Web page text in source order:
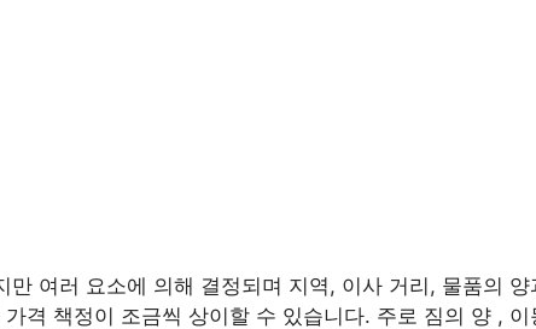
여러 요소에 의해 결정되며 지역, 이사 거리, 물품의
격 책정이 조금씩 상이할 수 있습니다. 주로 짐의 양 ,